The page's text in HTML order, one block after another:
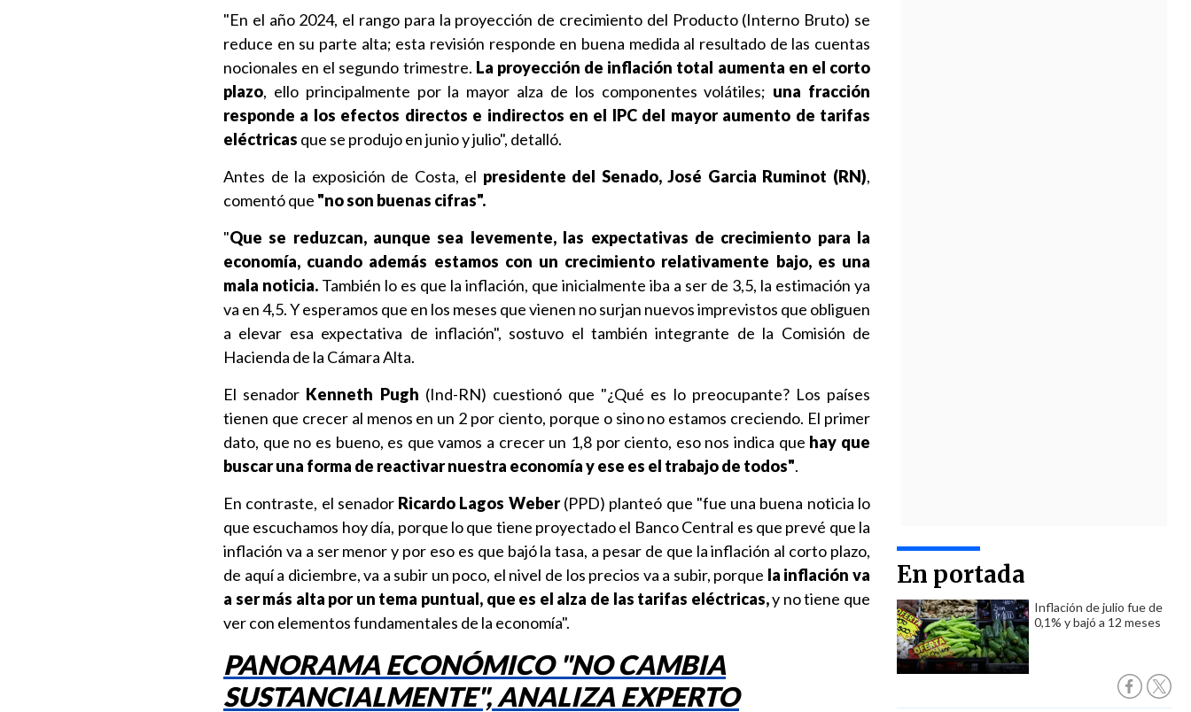
En portada
Inflación de julio fue de
0,1% y bajó a 12 meses
"En el año 2024, el rango para la proyección de crecimiento del Producto (Interno Bruto) se
reduce en su parte alta; esta revisión responde en buena medida al resultado de las cuentas
nocionales en el segundo trimestre. La proyección de inflación total aumenta en el corto
plazo, ello principalmente por la mayor alza de los componentes volátiles; una fracción
responde a los efectos directos e indirectos en el IPC del mayor aumento de tarifas
eléctricas que se produjo en junio y julio", detalló.
Antes de la exposición de Costa, el presidente del Senado, José Garcia Ruminot (RN),
comentó que "no son buenas cifras".
"Que se reduzcan, aunque sea levemente, las expectativas de crecimiento para la
economía, cuando además estamos con un crecimiento relativamente bajo, es una
mala noticia. También lo es que la inflación, que inicialmente iba a ser de 3,5, la estimación ya
va en 4,5. Y esperamos que en los meses que vienen no surjan nuevos imprevistos que obliguen
a elevar esa expectativa de inflación", sostuvo el también integrante de la Comisión de
Hacienda de la Cámara Alta.
El senador Kenneth Pugh (Ind-RN) cuestionó que "¿Qué es lo preocupante? Los países
tienen que crecer al menos en un 2 por ciento, porque o sino no estamos creciendo. El primer
dato, que no es bueno, es que vamos a crecer un 1,8 por ciento, eso nos indica que hay que
buscar una forma de reactivar nuestra economía y ese es el trabajo de todos".
En contraste, el senador Ricardo Lagos Weber(PPD) planteó que "fue una buena noticia lo
que escuchamos hoy día, porque lo que tiene proyectado el Banco Central es que prevé que la
inflación va a ser menor y por eso es que bajó la tasa, a pesar de que la inflación al corto plazo,
de aquí a diciembre, va a subir un poco, el nivel de los precios va a subir, porque la inflación va
a ser más alta por un tema puntual, que es el alza de las tarifas eléctricas,y no tiene que
ver con elementos fundamentales de la economía".
PANORAMA ECONÓMICO "NO CAMBIA
SUSTANCIALMENTE", ANALIZA EXPERTO